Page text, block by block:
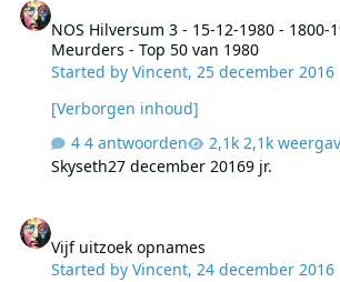
Bedankt!
NOS Hilversum 3 - 15-12-1980 - 1800-
Meurders - Top 50 van 1980
Started byVincent,25 december 2016
[Verborgen inhoud]
4 antwoorden
2,1k
Skyseth27 december 20169 jr.
Vijf uitzoek opnames
Started byVincent,24 december 2016